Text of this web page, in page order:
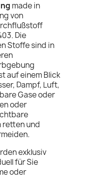
made in
von
Die
Stoffe sind in
auf einem Blick
Dampf, Luft,
Gase oder
oder
retten und
exklusiv
für Sie
oder